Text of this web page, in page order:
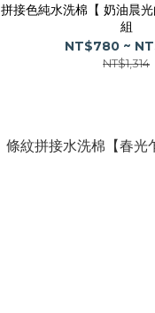
拼接色純水洗棉【 奶油晨
組
NT$780 ~
NT$1,314